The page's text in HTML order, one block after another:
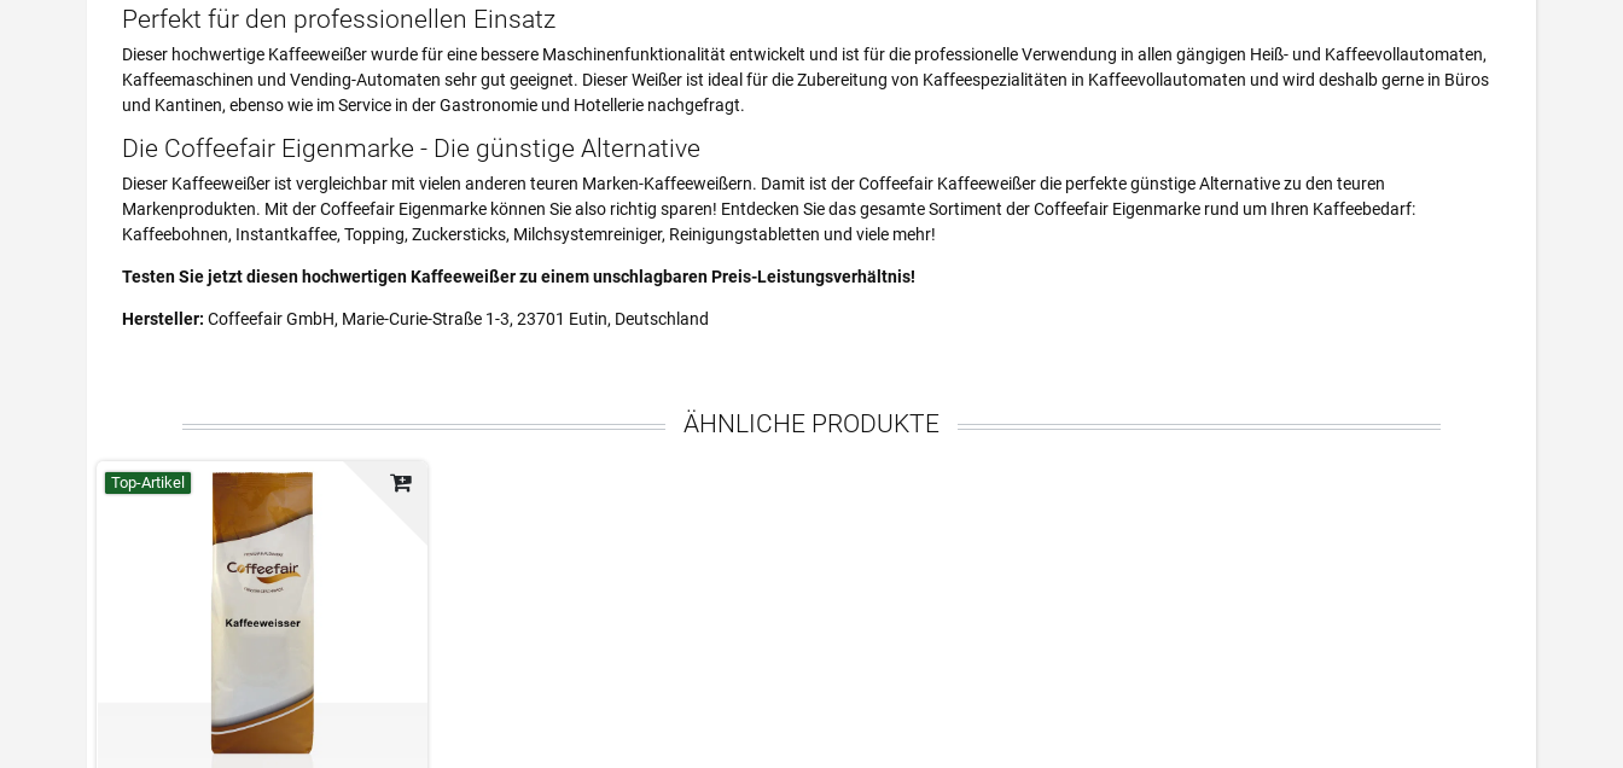
Perfekt für den professionellen Einsatz
Dieser hochwertige Kaffeeweißer wurde für eine bessere Maschinenfunktionalität entwickelt und ist für die professionelle Verwendung in allen gängigen Heiß- und Kaffeevollautomaten,
Kaffeemaschinen und Vending-Automaten sehr gut geeignet. Dieser Weißer ist ideal für die Zubereitung von Kaffeespezialitäten in Kaffeevollautomaten und wird deshalb gerne in Büros
und Kantinen, ebenso wie im Service in der Gastronomie und Hotellerie nachgefragt.
Die Coffeefair Eigenmarke - Die günstige Alternative
Dieser Kaffeeweißer ist vergleichbar mit vielen anderen teuren Marken-Kaffeeweißern. Damit ist der Coffeefair Kaffeeweißer die perfekte günstige Alternative zu den teuren
Markenprodukten. Mit der Coffeefair Eigenmarke können Sie also richtig sparen! Entdecken Sie das gesamte Sortiment der Coffeefair Eigenmarke rund um Ihren Kaffeebedarf:
Kaffeebohnen, Instantkaffee, Topping, Zuckersticks, Milchsystemreiniger, Reinigungstabletten und viele mehr!
Testen Sie jetzt diesen hochwertigen Kaffeeweißer zu einem unschlagbaren Preis-Leistungsverhältnis!
Hersteller: Coffeefair GmbH, Marie-Curie-Straße 1-3, 23701 Eutin, Deutschland
ÄHNLICHE PRODUKTE
Top-Artikel